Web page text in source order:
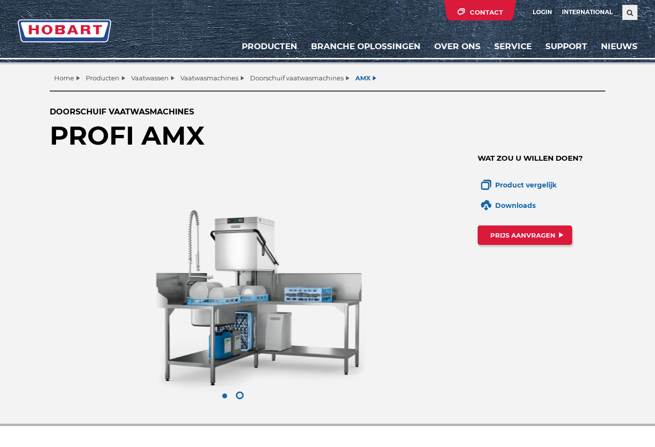
LOGIN INTERNATIONAL
CONTACT
PRODUCTEN BRANCHE OPLOSSINGEN OVER ONS SERVICE SUPPORT NIEUWS
Home Producten Vaatwassen Vaatwasmachines Doorschuif vaatwasmachines AMX
DOORSCHUIF VAATWASMACHINES
PROFI AMX
WAT ZOU U WILLEN DOEN?
Product vergelijk
Downloads
PRIJS AANVRAGEN